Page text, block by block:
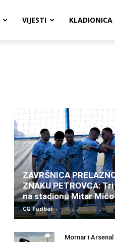
VIJESTI KLADIONICA
ZAVRŠNICA
ZNAKU PETROVCA:
na stadionu Mitar Mićo
CG Fudbal - 6 Aug 2026. 12:26
Mornar i